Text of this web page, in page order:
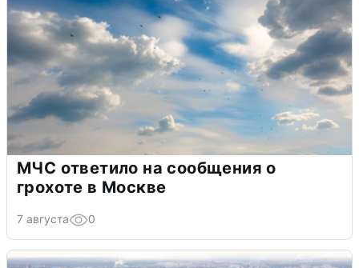
МЧС ответило на сообщения о
грохоте в Москве
7 августа 0